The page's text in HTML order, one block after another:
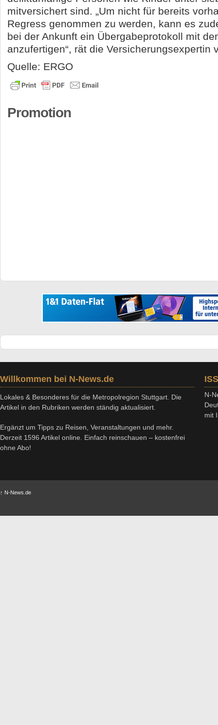
mitversichert sind. „Um nicht für bereits
Regress genommen zu werden, kann es
bei der Ankunft ein Übergabeprotokoll mit
anzufertigen“, rät die Versicherungsexpertin
Quelle: ERGO
Promotion
Willkommen bei N-News.de
Lokales & Besonderes für die Metropolregion Stuttgart. Die
Artikel in den Rubriken werden ständig aktualisiert.
Ergänzt um Tipps zu Reisen, Veranstaltungen und mehr.
Derzeit 1596 Artikel online. Einfach reinschauen – kostenfrei
ohne Abo!
N-
mit
↑ N-News.de